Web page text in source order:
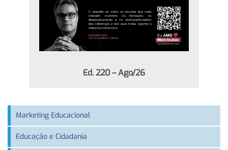
Ed. 220 – Ago/26
Marketing Educacional
Educação e Cidadania